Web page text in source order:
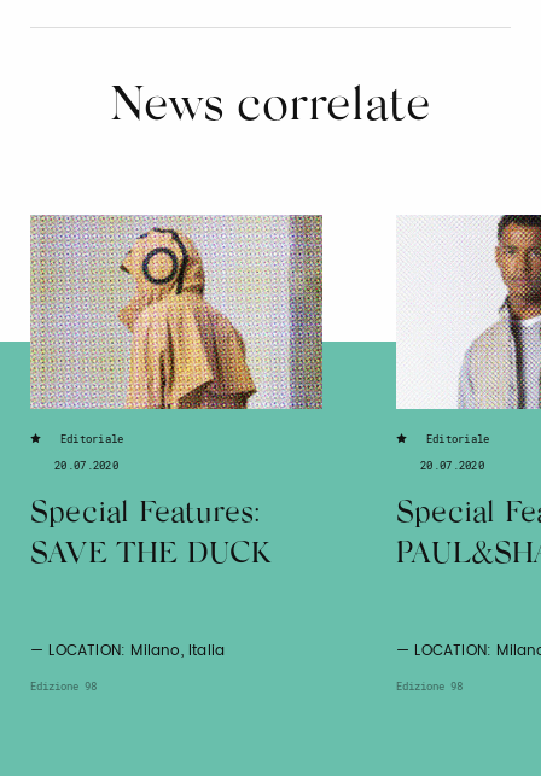
News correlate
Special Features:
SAVE THE DUCK
Editoriale
20.07.2020
— LOCATION: Milano, Italia
Edizione 98
Special
Editoriale
20.07.2020
— LOCATION:
Edizione 98